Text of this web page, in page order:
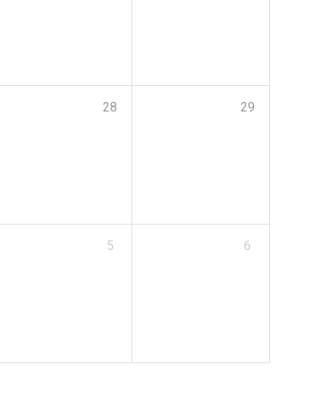
28 29
5 6